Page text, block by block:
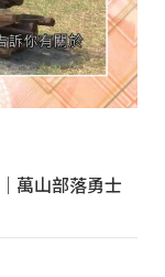
萬山部落勇士